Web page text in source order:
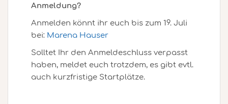
Anmeldung?
Anmelden könnt ihr euch bis zum 19. Juli
bei: Marena Hauser
Solltet Ihr den Anmeldeschluss verpasst
haben, meldet euch trotzdem, es gibt evtl.
auch kurzfristige Startplätze.